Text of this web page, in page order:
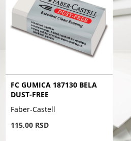
FC GUMICA 187130 BELA
DUST-FREE
Faber-Castell
115,00 RSD